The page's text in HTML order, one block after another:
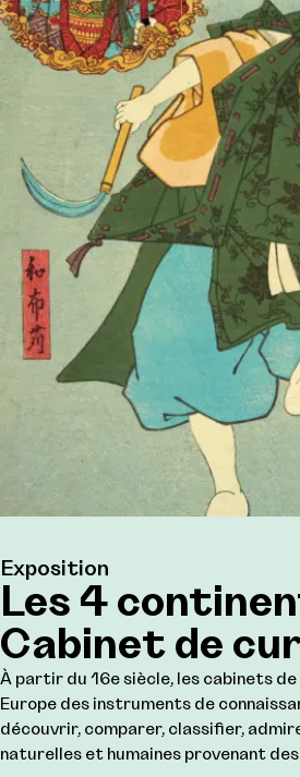
Exposition
Les 4
Cabinet de
À partir du 16e siècle, les cabinets
Europe des instruments de
découvrir, comparer, classifier,
naturelles et humaines provenant